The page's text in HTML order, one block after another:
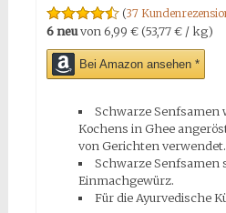
(37
6 neuvon 6,99 € (53,77 € / kg)
Bei Amazon ansehen *
Schwarze Senfsamen
Kochens in Ghee
von Gerichten verwendet.
Schwarze Senfsamen
Einmachgewürz.
Für die Ayurvedische